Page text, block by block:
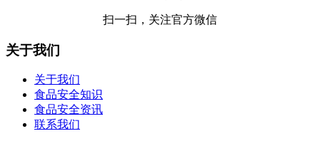
扫一扫，关注官方微信
关于我们
关于我们
食品安全知识
食品安全资讯
联系我们